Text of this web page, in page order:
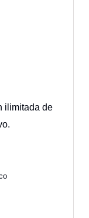
ilimitada de